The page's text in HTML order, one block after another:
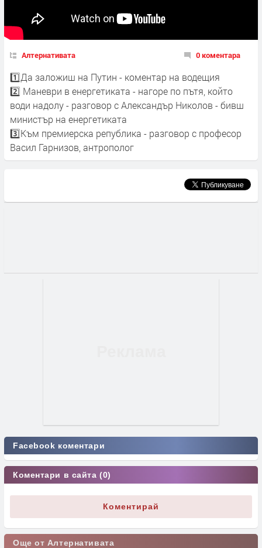
Алтернативата 0 коментара
1️⃣Да заложиш на Путин - коментар на водещия
2️⃣ Маневри в енергетиката - нагоре по пътя, който
води надолу - разговор с Александър Николов - бивш
министър на енергетиката
3️⃣Към премиерска република - разговор с професор
Васил Гарнизов, антрополог
Facebook коментари
Коментари в сайта (0)
Коментирай
Още от Алтернативата